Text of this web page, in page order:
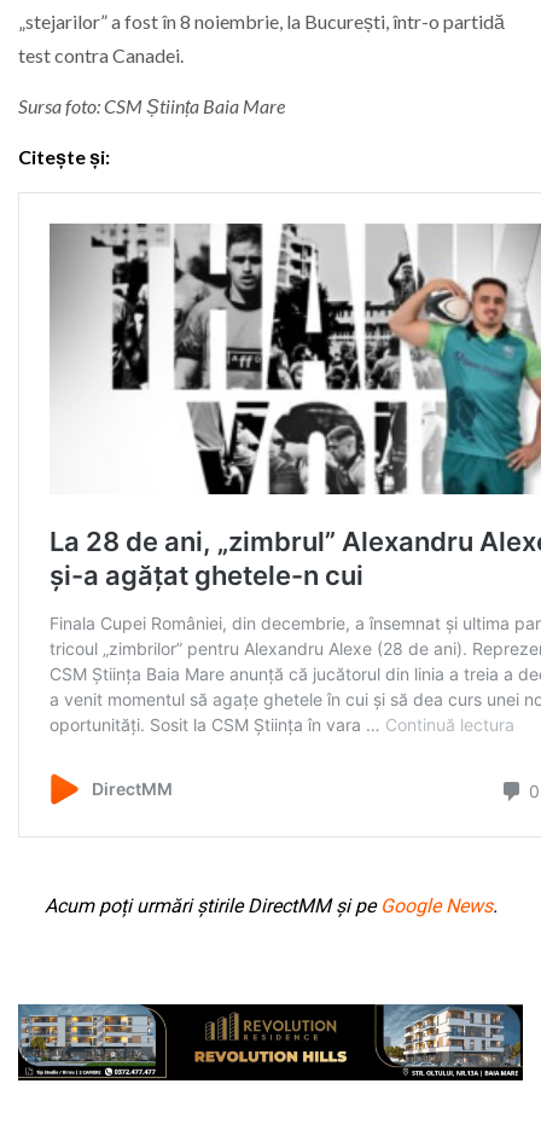
„stejarilor” a fost în 8 noiembrie, la București, într-o partidă
test contra Canadei.
Sursa foto: CSM Știința Baia Mare
Citește și:
Acum poți urmări știrile DirectMM și pe Google News.